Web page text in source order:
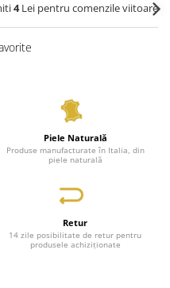
4Lei pentru comenzile viitoare
Piele Naturală
Produse manufacturate în Italia, din
piele naturală
Retur
14 zile posibilitate de retur pentru
produsele achiziționate